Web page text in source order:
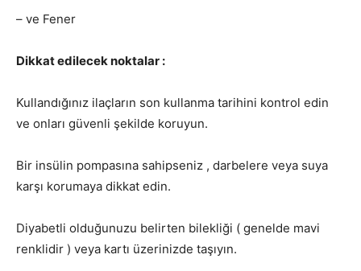
– ve Fener
Dikkat edilecek noktalar :
Kullandığınız ilaçların son kullanma tarihini kontrol edin
ve onları güvenli şekilde koruyun.
Bir insülin pompasına sahipseniz , darbelere veya suya
karşı korumaya dikkat edin.
Diyabetli olduğunuzu belirten bilekliği ( genelde mavi
renklidir ) veya kartı üzerinizde taşıyın.